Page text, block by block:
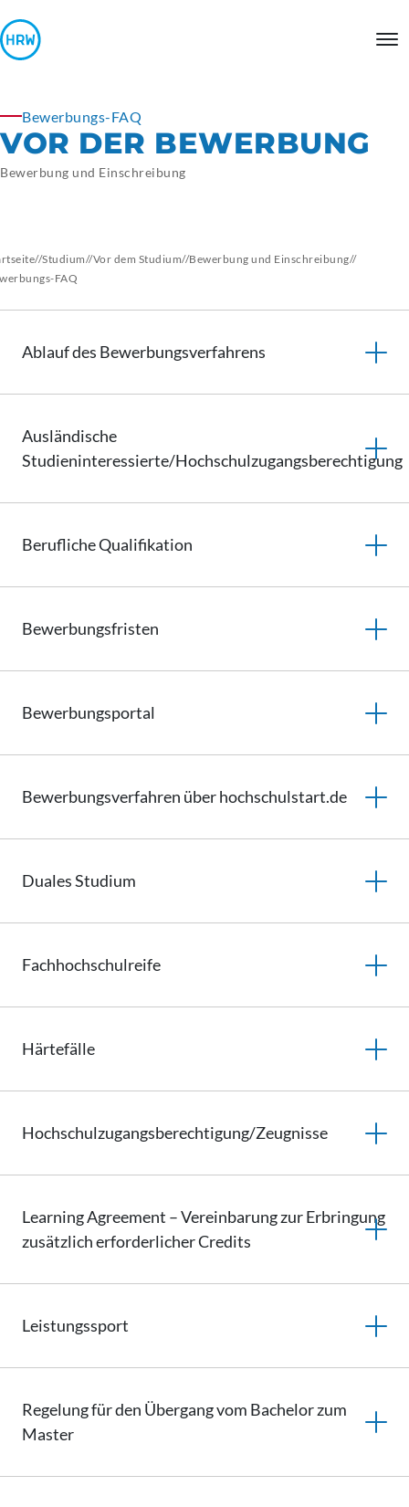
Bewerbungs-FAQ
VOR DER BEWERBUNG
Bewerbung und Einschreibung
//Studium//Vor dem Studium//Bewerbung und Einschreibung//
FAQ
Ablauf des Bewerbungsverfahrens
Ausländische
Studieninteressierte/Hochschulzugangsberechtigung
BeruflicheQualifikation
Bewerbungsfristen
Bewerbungsportal
Bewerbungsverfahren über hochschulstart.de
DualesStudium
Fachhochschulreife
Härtefälle
Hochschulzugangsberechtigung/Zeugnisse
Learning Agreement – Vereinbarung zur Erbringung
zusätzlich erforderlicher Credits
Leistungssport
Regelung für den Übergang vom Bachelor zum
Master